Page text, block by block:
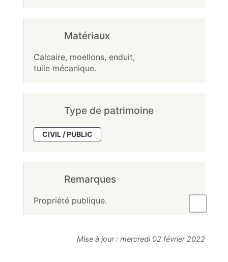
Matériaux
Calcaire, moellons, enduit,
tuile mécanique.
Type de patrimoine
CIVIL / PUBLIC
Remarques
Propriété publique.
Mise à jour : mercredi 02 février 2022